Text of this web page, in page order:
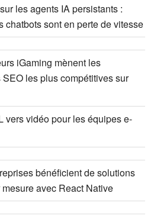
les agents IA persistants :
chatbots sont en perte de vitesse
iGaming mènent les
les plus compétitives sur
vers vidéo pour les équipes e-
bénéficient de solutions
avec React Native